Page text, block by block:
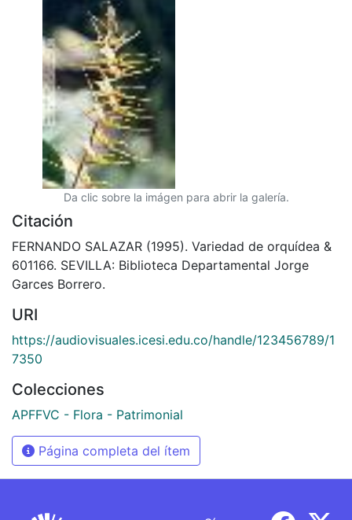
Da clic sobre la imágen para abrir la galería.
Citación
FERNANDO SALAZAR (1995). Variedad de orquídea &
601166. SEVILLA: Biblioteca Departamental Jorge
Garces Borrero.
URI
https://audiovisuales.icesi.edu.co/handle/123456789/1
7350
Colecciones
APFFVC - Flora - Patrimonial
Página completa del ítem